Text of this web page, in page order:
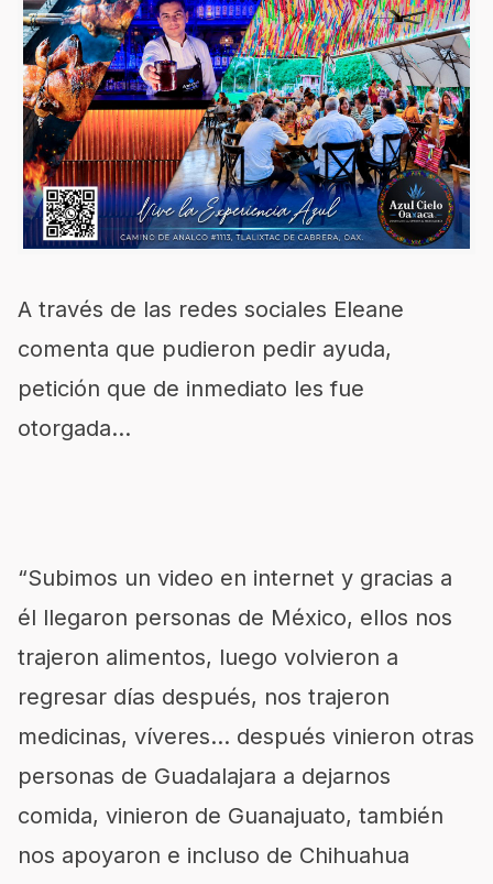
A través de las redes sociales Eleane
comenta que pudieron pedir ayuda,
petición que de inmediato les fue
otorgada…
“Subimos un video en internet y gracias a
él llegaron personas de México, ellos nos
trajeron alimentos, luego volvieron a
regresar días después, nos trajeron
medicinas, víveres… después vinieron otras
personas de Guadalajara a dejarnos
comida, vinieron de Guanajuato, también
nos apoyaron e incluso de Chihuahua